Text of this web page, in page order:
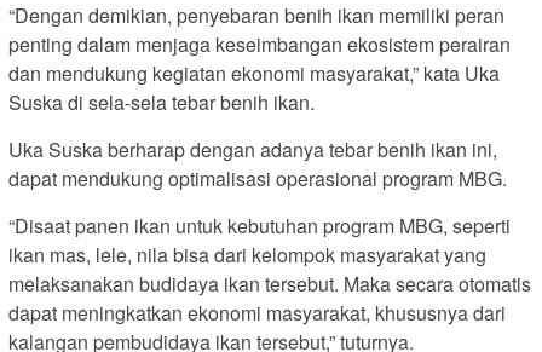
“Dengan demikian, penyebaran benih ikan memiliki peran
penting dalam menjaga keseimbangan ekosistem perairan
dan mendukung kegiatan ekonomi masyarakat,” kata Uka
Suska di sela-sela tebar benih ikan.
Uka Suska berharap dengan adanya tebar benih ikan ini,
dapat mendukung optimalisasi operasional program MBG.
“Disaat panen ikan untuk kebutuhan program MBG, seperti
ikan mas, lele, nila bisa dari kelompok masyarakat yang
melaksanakan budidaya ikan tersebut. Maka secara otomatis
dapat meningkatkan ekonomi masyarakat, khususnya dari
kalangan pembudidaya ikan tersebut,” tuturnya.